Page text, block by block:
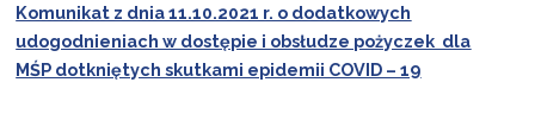
Komunikat z dnia 11.10.2021 r. o dodatkowych
udogodnieniach w dostępie i obsłudze pożyczek dla
MŚP dotkniętych skutkami epidemii COVID – 19